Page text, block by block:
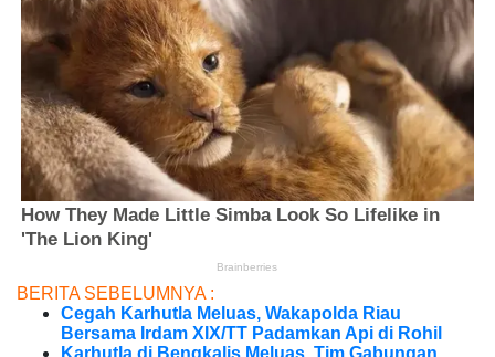
BERITA SEBELUMNYA :
Cegah Karhutla Meluas, Wakapolda Riau
Bersama Irdam XIX/TT Padamkan Api di Rohil